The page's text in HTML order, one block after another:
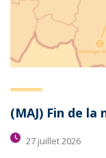
(MAJ) Fin de
27 juillet 2026